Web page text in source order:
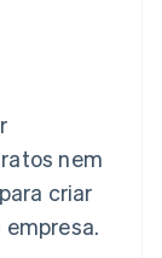
nem
criar